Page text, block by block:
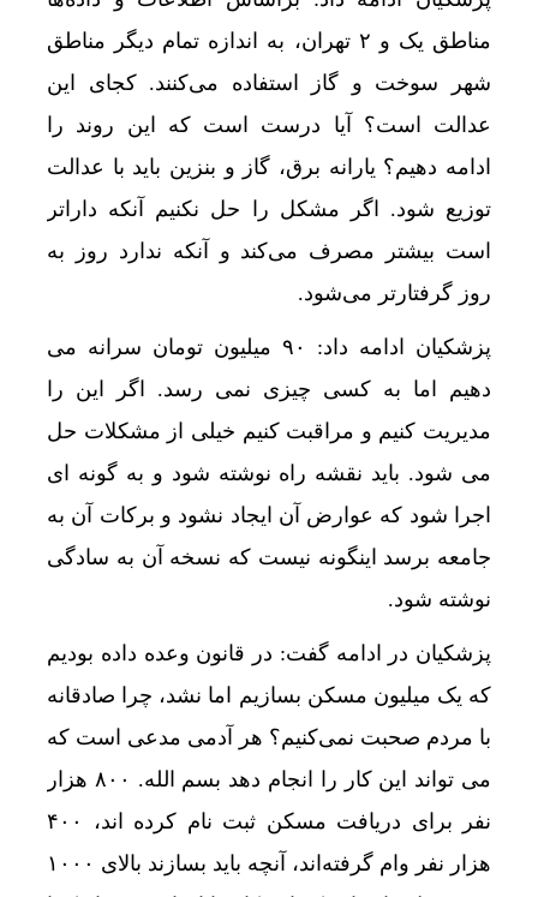
مناطق یک و ۲ تهران، به اندازه تمام دیگر مناطق
شهر سوخت و گاز استفاده می‌کنند. کجای این
عدالت است؟ آیا درست است که این روند را
ادامه دهیم؟ یارانه برق، گاز و بنزین باید با عدالت
توزیع شود. اگر مشکل را حل نکنیم آنکه داراتر
است بیشتر مصرف می‌کند و آنکه ندارد روز به
روز گرفتارتر می‌شود.
پزشکیان ادامه داد: ۹۰ میلیون تومان سرانه می
دهیم اما به کسی چیزی نمی رسد. اگر این را
مدیریت کنیم و مراقبت کنیم خیلی از مشکلات حل
می شود. باید نقشه راه نوشته شود و به گونه ای
اجرا شود که عوارض آن ایجاد نشود و برکات آن به
جامعه برسد اینگونه نیست که نسخه آن به سادگی
نوشته شود.
پزشکیان در ادامه گفت: در قانون وعده داده بودیم
که یک میلیون مسکن بسازیم اما نشد، چرا صادقانه
با مردم صحبت نمی‌کنیم؟ هر آدمی مدعی است که
می تواند این کار را انجام دهد بسم الله. ۸۰۰ هزار
نفر برای دریافت مسکن ثبت نام کرده اند، ۴۰۰
هزار نفر وام گرفته‌اند، آنچه باید بسازند بالای ۱۰۰۰